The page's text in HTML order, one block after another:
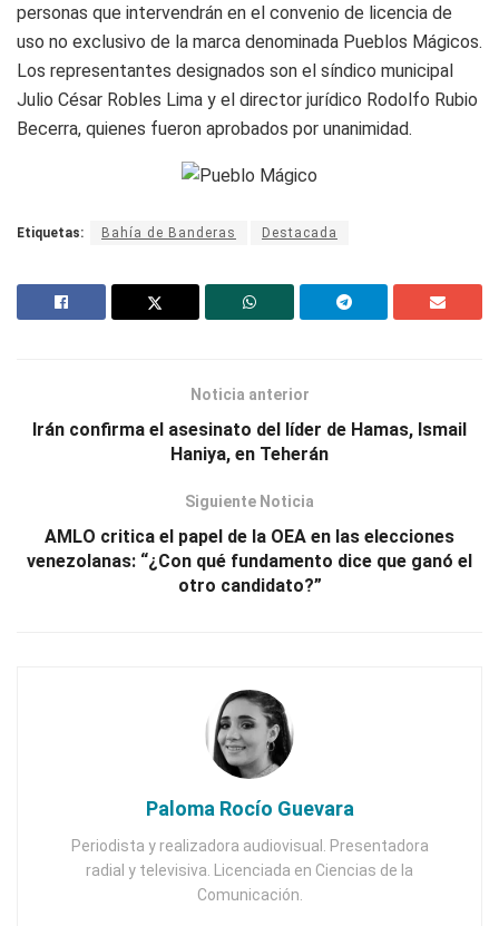
personas que intervendrán en el convenio de licencia de
uso no exclusivo de la marca denominada Pueblos Mágicos.
Los representantes designados son el síndico municipal
Julio César Robles Lima y el director jurídico Rodolfo Rubio
Becerra, quienes fueron aprobados por unanimidad.
Etiquetas: Bahía de Banderas Destacada
Noticia anterior
Irán confirma el asesinato del líder de Hamas, Ismail
Haniya, en Teherán
Siguiente Noticia
AMLO critica el papel de la OEA en las elecciones
venezolanas: “¿Con qué fundamento dice que ganó el
otro candidato?”
Paloma Rocío Guevara
Periodista y realizadora audiovisual. Presentadora
radial y televisiva. Licenciada en Ciencias de la
Comunicación.